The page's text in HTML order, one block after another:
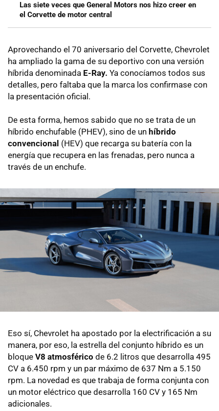
Las siete veces que General Motors nos hizo creer en
el Corvette de motor central
Aprovechando el 70 aniversario del Corvette, Chevrolet
ha ampliado la gama de su deportivo con una versión
híbrida denominada E-Ray. Ya conocíamos todos sus
detalles, pero faltaba que la marca los confirmase con
la presentación oficial.
De esta forma, hemos sabido que no se trata de un
híbrido enchufable (PHEV), sino de un híbrido
convencional (HEV) que recarga su batería con la
energía que recupera en las frenadas, pero nunca a
través de un enchufe.
Eso sí, Chevrolet ha apostado por la electrificación a su
manera, por eso, la estrella del conjunto híbrido es un
bloque V8 atmosférico de 6.2 litros que desarrolla 495
CV a 6.450 rpm y un par máximo de 637 Nm a 5.150
rpm. La novedad es que trabaja de forma conjunta con
un motor eléctrico que desarrolla 160 CV y 165 Nm
adicionales.